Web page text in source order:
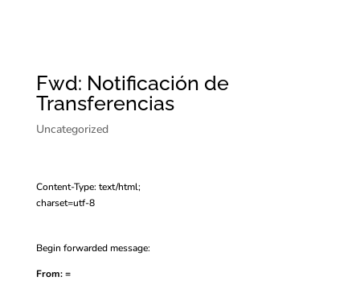
Fwd: Notificación de
Transferencias
Uncategorized
Content-Type: text/html;
charset=utf-8
Begin forwarded message:
From: =